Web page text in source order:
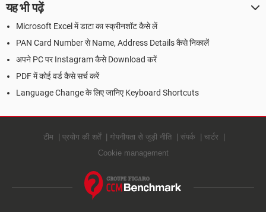
यह भी पढ़ें
Microsoft Excel में डाटा का स्क्रीनशॉट कैसे लें
PAN Card Number से Name, Address Details कैसे निकालें
अपने PC पर Instagram कैसे Download करें
PDF में कोई वर्ड कैसे सर्च करें
Language Change के लिए जानिए Keyboard Shortcuts
टीम प्रयोग की शर्तें गोपनीयता से जुड़ी नीति संपर्क
चार्टर
Cookie management